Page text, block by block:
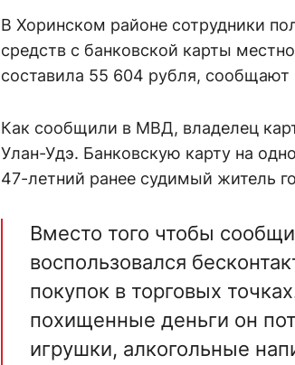
В Хоринском районе сотрудники
средств с банковской карты
составила 55 604 рубля,
Как сообщили в МВД, владелец
Улан-Удэ. Банковскую карту на
47-летний ранее судимый житель
Вместо того чтобы
воспользовался
покупок в торговых
похищенные деньги он
игрушки, алкогольные